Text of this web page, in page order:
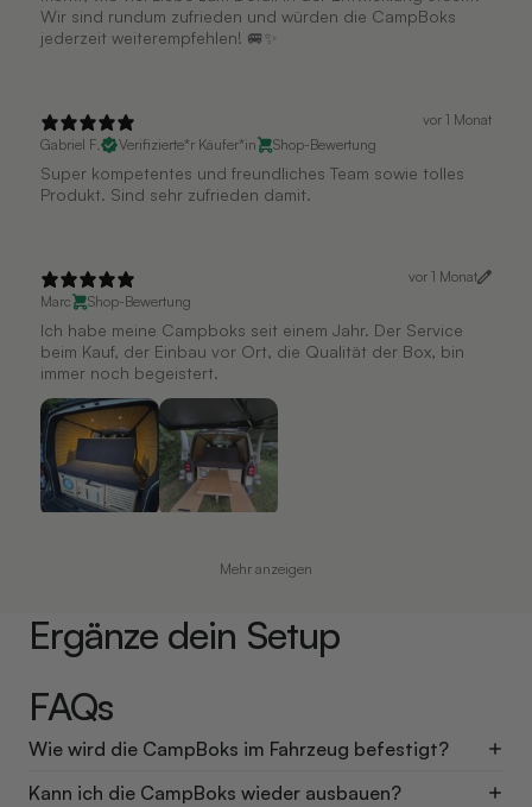
Wir sind rundum zufrieden und würden die CampBoks
jederzeit weiterempfehlen! 🚐✨
vor 1 Monat
Gabriel F.
Verifizierte*r Käufer*in Shop-Bewertung
Super kompetentes und freundliches Team sowie tolles
Produkt. Sind sehr zufrieden damit.
vor 1 Monat
Marc
Shop-Bewertung
Ich habe meine Campboks seit einem Jahr. Der Service
beim Kauf, der Einbau vor Ort, die Qualität der Box, bin
immer noch begeistert.
Mehr anzeigen
Ergänze dein Setup
FAQs
Wie wird die CampBoks im Fahrzeug befestigt?
Kann ich die CampBoks wieder ausbauen?